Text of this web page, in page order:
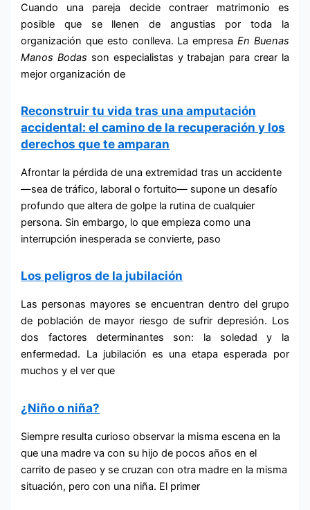
Cuando una pareja decide contraer matrimonio es
posible que se llenen de angustias por toda la
organización que esto conlleva. La empresa En Buenas
Manos Bodas son especialistas y trabajan para crear la
mejor organización de
Reconstruir tu vida tras una amputación
accidental: el camino de la recuperación y los
derechos que te amparan
Afrontar la pérdida de una extremidad tras un accidente
—sea de tráfico, laboral o fortuito— supone un desafío
profundo que altera de golpe la rutina de cualquier
persona. Sin embargo, lo que empieza como una
interrupción inesperada se convierte, paso
Los peligros de la jubilación
Las personas mayores se encuentran dentro del grupo
de población de mayor riesgo de sufrir depresión. Los
dos factores determinantes son: la soledad y la
enfermedad. La jubilación es una etapa esperada por
muchos y el ver que
¿Niño o niña?
Siempre resulta curioso observar la misma escena en la
que una madre va con su hijo de pocos años en el
carrito de paseo y se cruzan con otra madre en la misma
situación, pero con una niña. El primer